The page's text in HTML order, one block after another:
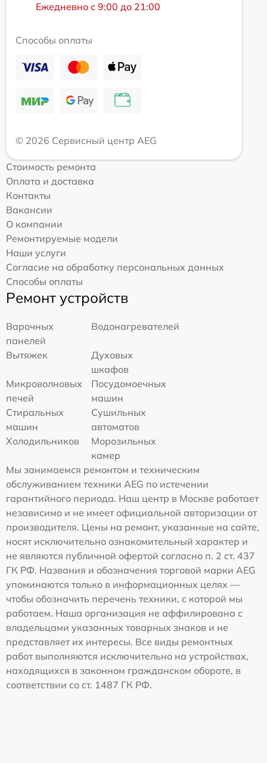
Ежедневно с 9:00 до 21:00
Способы оплаты
© 2026 Сервисный центр AEG
Стоимость ремонта
Оплата и доставка
Контакты
Вакансии
О компании
Ремонтируемые модели
Наши услуги
Согласие на обработку персональных данных
Способы оплаты
Ремонт устройств
Варочных
панелей
Водонагревателей
Вытяжек
Духовых
шкафов
Микроволновых
печей
Посудомоечных
машин
Стиральных
машин
Сушильных
автоматов
Холодильников
Морозильных
камер
Мы занимаемся ремонтом и техническим
обслуживанием техники AEG по истечении
гарантийного периода. Наш центр в Москве работает
независимо и не имеет официальной авторизации от
производителя. Цены на ремонт, указанные на сайте,
носят исключительно ознакомительный характер и
не являются публичной офертой согласно п. 2 ст. 437
ГК РФ. Названия и обозначения торговой марки AEG
упоминаются только в информационных целях —
чтобы обозначить перечень техники, с которой мы
работаем. Наша организация не аффилирована с
владельцами указанных товарных знаков и не
представляет их интересы. Все виды ремонтных
работ выполняются исключительно на устройствах,
находящихся в законном гражданском обороте, в
соответствии со ст. 1487 ГК РФ.